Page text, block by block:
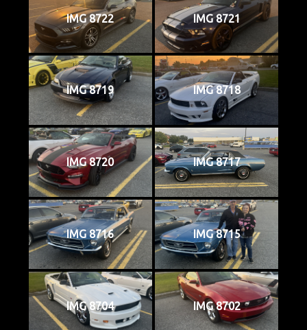
IMG 8722 IMG 8721
IMG 8719 IMG 8718
IMG 8720 IMG 8717
IMG 8716 IMG 8715
IMG 8704 IMG 8702